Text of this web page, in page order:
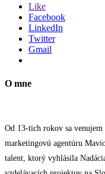
Like
Facebook
LinkedIn
Twitter
Gmail
O mne
Od 13-tich rokov sa
marketingovú agentúru
talent, ktorý vyhlásila